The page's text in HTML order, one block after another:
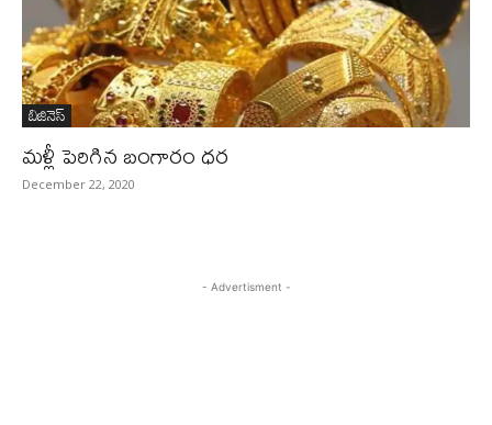
బిజినెస్‌
మళ్లీ పెరిగిన బంగారం ధర
December 22, 2020
- Advertisment -